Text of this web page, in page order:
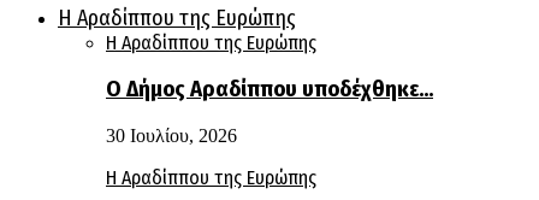
Η Αραδίππου της Ευρώπης
Η Αραδίππου της Ευρώπης
Ο Δήμος Αραδίππου υποδέχθηκε…
30 Ιουλίου, 2026
Η Αραδίππου της Ευρώπης